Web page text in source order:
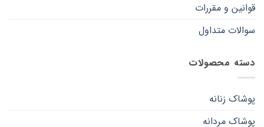
قوانین و مقررات
سوالات متداول
دسته محصولات
پوشاک زنانه
پوشاک مردانه